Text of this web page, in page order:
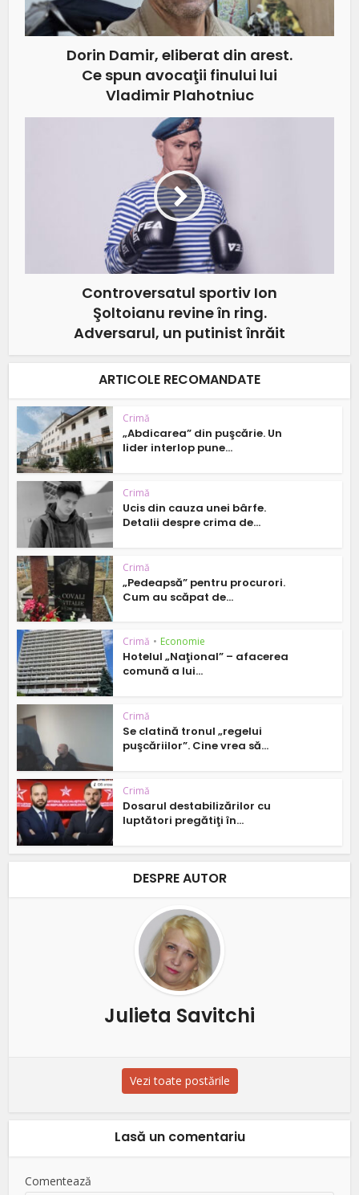
Dorin Damir, eliberat din arest.
Ce spun avocaţii finului lui
Vladimir Plahotniuc
Controversatul sportiv Ion
Şoltoianu revine în ring.
Adversarul, un putinist înrăit
ARTICOLE RECOMANDATE
Crimă
„Abdicarea” din puşcărie. Un
lider interlop pune...
Crimă
Ucis din cauza unei bârfe.
Detalii despre crima de...
Crimă
„Pedeapsă” pentru procurori.
Cum au scăpat de...
Crimă • Economie
Hotelul „Naţional” – afacerea
comună a lui...
Crimă
Se clatină tronul „regelui
puşcăriilor”. Cine vrea să...
Crimă
Dosarul destabilizărilor cu
luptători pregătiţi în...
DESPRE AUTOR
Julieta Savitchi
Vezi toate postările
Lasă un comentariu
Comentează